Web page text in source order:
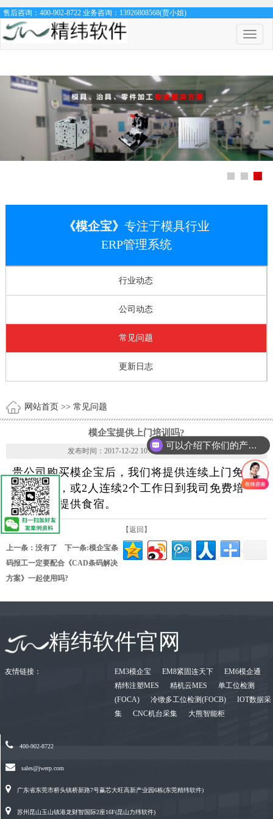
售后咨询：400-902-8722 业务咨询：13926808568(贾小姐)
菜
单
关
《模企宝》 专注于模具行业
ERP管理系统
行业动态
公司动态
常见问题
更新日志
网站首页 >> 常见问题
模企宝提供上门培训吗?
发布时间：2017-12-22 10:48:49 浏览次数：
贵公司购买模企宝后，我们将提供连续上门免费
培训服务，或2人连续2个工作日到我司免费培
训，免费提供食宿。
【返回】
上一条：没有了 下一条:模企宝条
码报工一定要配合《CAD条码解决
方案》一起使用吗?
精纬软件官网
友情链接： EM3模企宝 EM8紧固连天下
EM6模企通
精纬注塑MES
精机云MES
单工位检测
(FOCA)
冷镦多工位检测(FOCB)
IOT数据采
集
CNC机台采集 大熊智能柜
400-902-8722
sales@jwerp.com
广东省东莞市桥头镇桥新路7号赢芯大旺高新产业园6栋(东莞精纬软件)
苏州昆山玉山镇港龙财智国际2座16F(昆山力纬软件)
可以介绍下你们的产品么？